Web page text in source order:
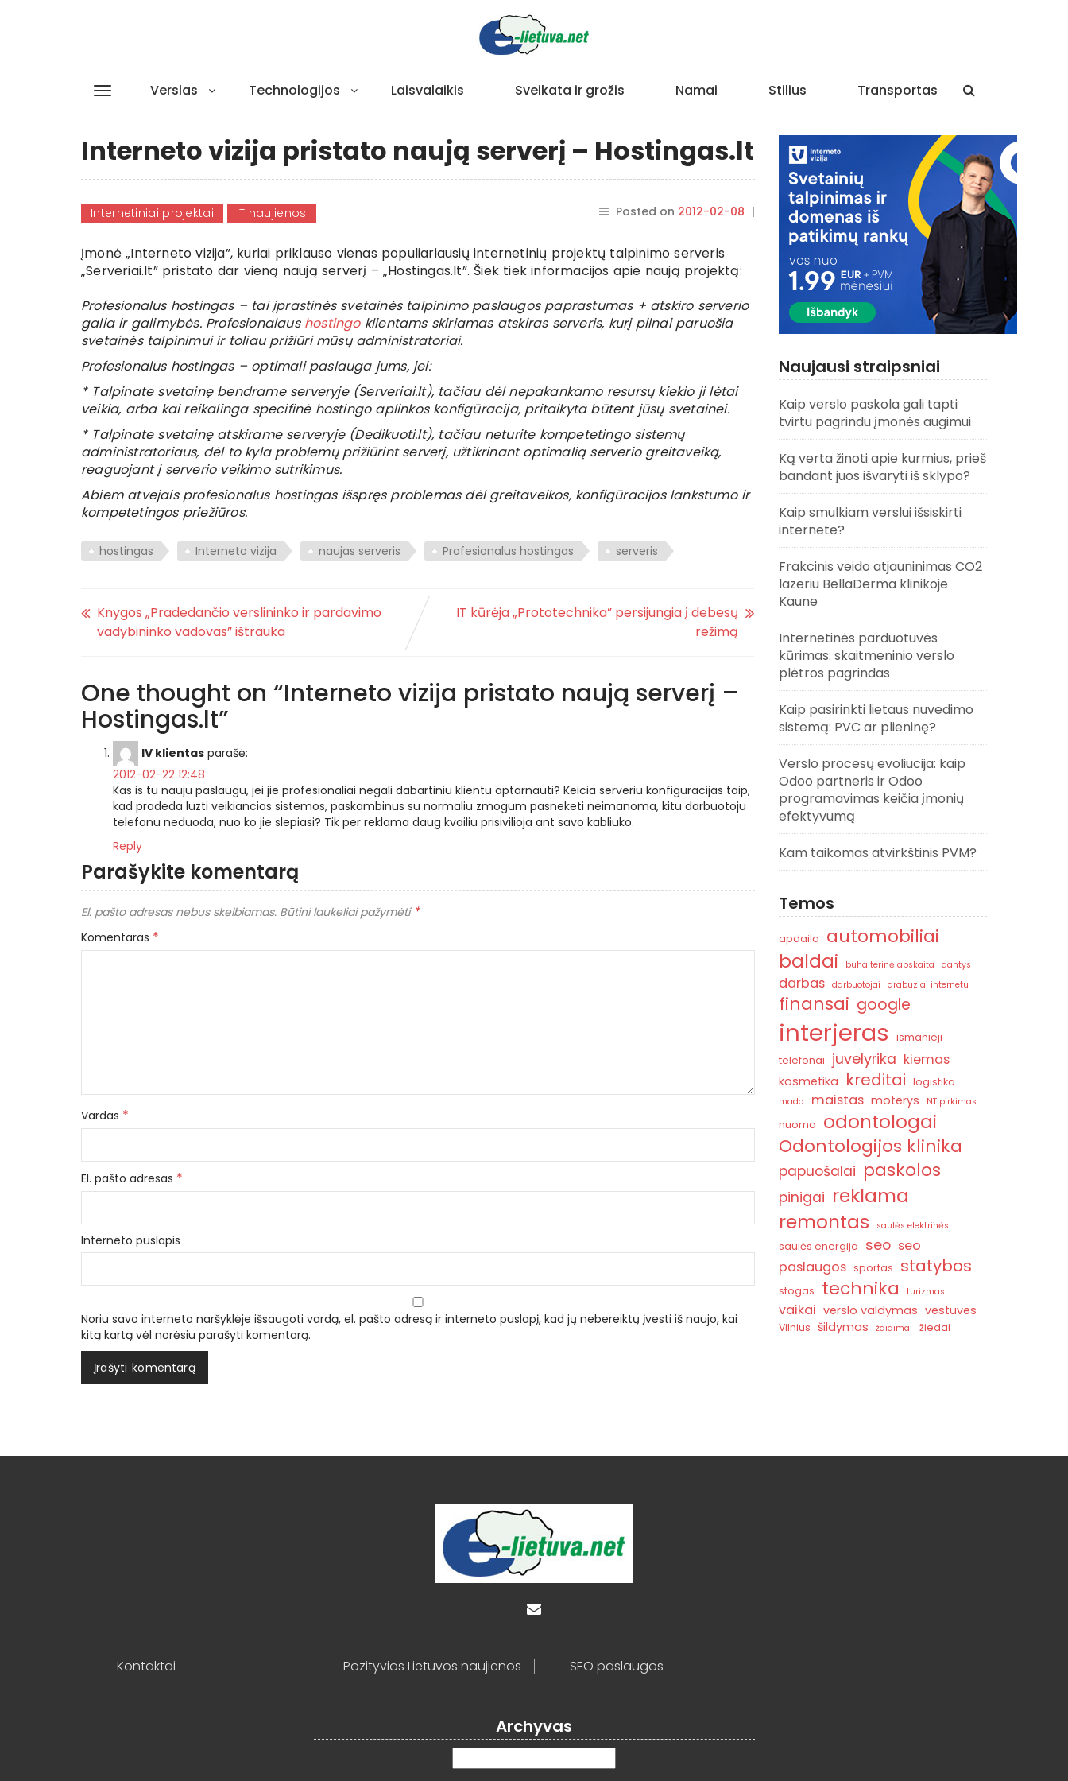
Verslas Technologijos Laisvalaikis Sveikata ir grožis Namai Stilius Transportas
Interneto vizija pristato naują serverį – Hostingas.lt
Internetiniai projektai IT naujienos Posted on 2012-02-08 |
rasytojas
Įmonė „Interneto vizija”, kuriai priklauso vienas populiariausių internetinių projektų talpinimo serveris
„Serveriai.lt” pristato dar vieną naują serverį – „Hostingas.lt”. Šiek tiek informacijos apie naują projektą:
Profesionalus hostingas – tai įprastinės svetainės talpinimo paslaugos paprastumas + atskiro serverio
galia ir galimybės. Profesionalaus hostingoklientams skiriamas atskiras serveris, kurį pilnai paruošia
svetainės talpinimui ir toliau prižiūri mūsų administratoriai.
Profesionalus hostingas – optimali paslauga jums, jei:
* Talpinate svetainę bendrame serveryje (Serveriai.lt), tačiau dėl nepakankamo resursų kiekio ji lėtai
veikia, arba kai reikalinga specifinė hostingo aplinkos konfigūracija, pritaikyta būtent jūsų svetainei.
* Talpinate svetainę atskirame serveryje (Dedikuoti.lt), tačiau neturite kompetetingo sistemų
administratoriaus, dėl to kyla problemų prižiūrint serverį, užtikrinant optimalią serverio greitaveiką,
reaguojant į serverio veikimo sutrikimus.
Abiem atvejais profesionalus hostingas išspręs problemas dėl greitaveikos, konfigūracijos lankstumo ir
kompetetingos priežiūros.
hostingas Interneto vizija naujas serveris Profesionalus hostingas serveris
Knygos „Pradedančio verslininko ir pardavimo
vadybininko vadovas” ištrauka
IT kūrėja „Prototechnika” persijungia į debesų
režimą
One thought on “Interneto vizija pristato naują serverį –
Hostingas.lt”
IV klientas parašė:
2012-02-22 12:48
Kas is tu nauju paslaugu, jei jie profesionaliai negali dabartiniu klientu aptarnauti? Keicia serveriu konfiguracijas taip,
kad pradeda luzti veikiancios sistemos, paskambinus su normaliu zmogum pasneketi neimanoma, kitu darbuotoju
telefonu neduoda, nuo ko jie slepiasi? Tik per reklama daug kvailiu prisivilioja ant savo kabliuko.
Reply
Parašykite komentarą
El. pašto adresas nebus skelbiamas. Būtini laukeliai pažymėti *
Komentaras *
Vardas *
El. pašto adresas *
Interneto puslapis
Noriu savo interneto naršyklėje išsaugoti vardą, el. pašto adresą ir interneto puslapį, kad jų nebereiktų įvesti iš naujo, kai
kitą kartą vėl norėsiu parašyti komentarą.
Naujausi straipsniai
Kaip verslo paskola gali tapti
tvirtu pagrindu įmonės augimui
Ką verta žinoti apie kurmius, prieš
bandant juos išvaryti iš sklypo?
Kaip smulkiam verslui išsiskirti
internete?
Frakcinis veido atjauninimas CO2
lazeriu BellaDerma klinikoje
Kaune
Internetinės parduotuvės
kūrimas: skaitmeninio verslo
plėtros pagrindas
Kaip pasirinkti lietaus nuvedimo
sistemą: PVC ar plieninę?
Verslo procesų evoliucija: kaip
Odoo partneris ir Odoo
programavimas keičia įmonių
efektyvumą
Kam taikomas atvirkštinis PVM?
Temos
apdaila automobiliai
baldai buhalterinė apskaita dantys
darbas darbuotojai drabuziai internetu
finansai google
interjeras
ismanieji
telefonai
juvelyrika kiemas
kosmetika kreditai logistika
mada maistas moterys NT pirkimas
nuoma odontologai
Odontologijos klinika
papuošalai paskolos
pinigai reklama
remontas
saulės elektrinės
saulės energija seo seo
paslaugos sportas statybos
stogas technika turizmas
vaikai verslo valdymas vestuves
Vilnius šildymas žaidimai žiedai
Kontaktai Pozityvios Lietuvos naujienos SEO paslaugos
Archyvas